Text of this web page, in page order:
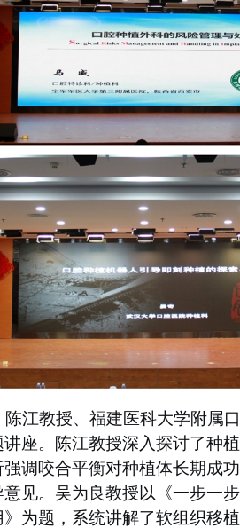
陈江教授、 福建医科大学附属
座。陈江教授深入探讨了种
强调咬合平衡对种植体长期成
见。 吴为良教授以《一步一
为题，系统讲解了软组织移植